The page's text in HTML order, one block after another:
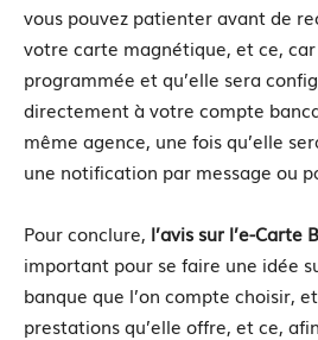
vous pouvez patienter avant de
votre carte magnétique, et ce,
programmée et qu’elle sera
directement à votre compte
même agence, une fois qu’elle
une notification par message ou
Pour conclure, l’avis sur l’e-Carte
important pour se faire une idée
banque que l’on compte choisir,
prestations qu’elle offre, et ce,